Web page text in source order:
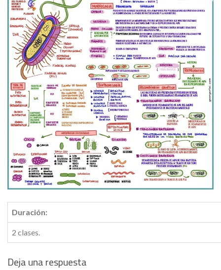
Duración:
2 clases.
Deja una respuesta